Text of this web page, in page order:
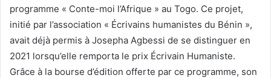
programme « Conte-moi l’Afrique » au Togo. Ce projet,
initié par l’association « Écrivains humanistes du Bénin »,
avait déjà permis à Josepha Agbessi de se distinguer en
2021 lorsqu’elle remporta le prix Écrivain Humaniste.
Grâce à la bourse d’édition offerte par ce programme, son